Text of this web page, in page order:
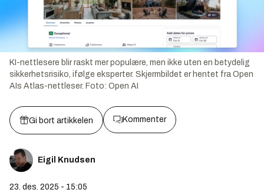
KI-nettlesere blir raskt mer populære, men ikke uten en betydelig
sikkerhetsrisiko, ifølge eksperter. Skjermbildet er hentet fra Open
AIs Atlas-nettleser. Foto: Open AI
Gi bort artikkelen Kommenter
Eigil Knudsen
23. des. 2025 - 15:05